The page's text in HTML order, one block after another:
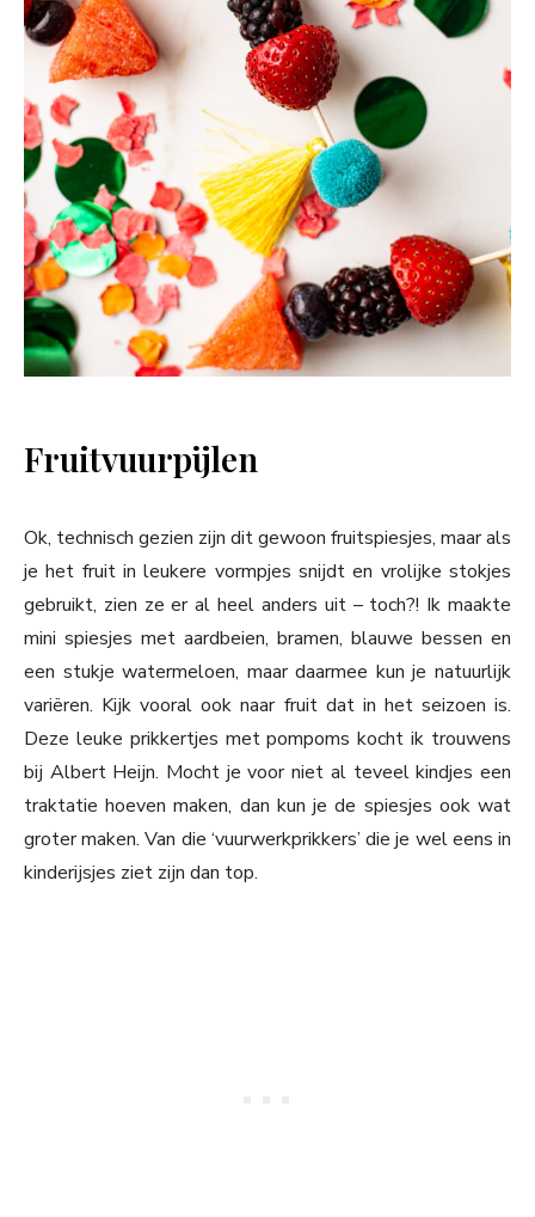
Fruitvuurpijlen
Ok, technisch gezien zijn dit gewoon fruitspiesjes, maar als
je het fruit in leukere vormpjes snijdt en vrolijke stokjes
gebruikt, zien ze er al heel anders uit – toch?! Ik maakte
mini spiesjes met aardbeien, bramen, blauwe bessen en
een stukje watermeloen, maar daarmee kun je natuurlijk
variëren. Kijk vooral ook naar fruit dat in het seizoen is.
Deze leuke prikkertjes met pompoms kocht ik trouwens
bij Albert Heijn. Mocht je voor niet al teveel kindjes een
traktatie hoeven maken, dan kun je de spiesjes ook wat
groter maken. Van die ‘vuurwerkprikkers’ die je wel eens in
kinderijsjes ziet zijn dan top.